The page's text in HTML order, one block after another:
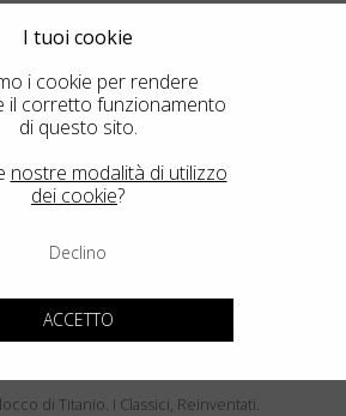
PEBBLE BEACH
LUMINAR
di Titanio. I Classici, Reinventati.
I tuoi cookie
i cookie per rendere
il corretto funzionamento
di questo sito.
nostre modalità di utilizzo
dei cookie?
Declino
ACCETTO